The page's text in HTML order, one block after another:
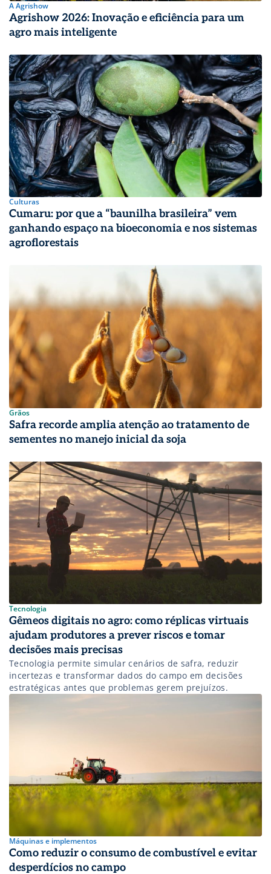
A Agrishow
Agrishow 2026: Inovação e eficiência para um
agro mais inteligente
Culturas
Cumaru: por que a “baunilha brasileira” vem
ganhando espaço na bioeconomia e nos sistemas
agroflorestais
Grãos
Safra recorde amplia atenção ao tratamento de
sementes no manejo inicial da soja
Tecnologia
Gêmeos digitais no agro: como réplicas virtuais
ajudam produtores a prever riscos e tomar
decisões mais precisas
Tecnologia permite simular cenários de safra, reduzir
incertezas e transformar dados do campo em decisões
estratégicas antes que problemas gerem prejuízos.
Máquinas e implementos
Como reduzir o consumo de combustível e evitar
desperdícios no campo